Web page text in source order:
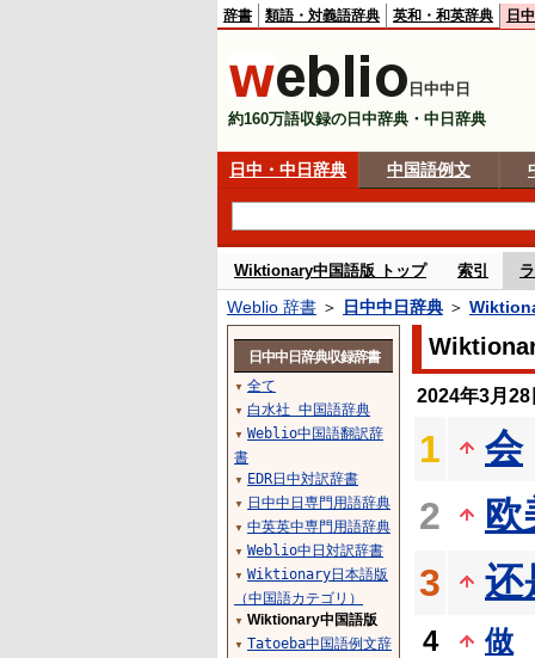
辞書 類語・対義語辞典 英和・和英辞典 日
日中中日
約160万語収録の日中辞典・中日辞典
日中・中日辞典 中国語例文
Wiktionary中国語版 トップ 索引
Weblio 辞書 ＞ 日中中日辞典 ＞
2024年3月
1
会
2
欧
3
还
4
做
日中中日辞典収録辞書
▼ 全て
▼ 白水社 中国語辞典
▼ Weblio中国語翻訳辞
書
▼ EDR日中対訳辞書
▼ 日中中日専門用語辞典
▼ 中英英中専門用語辞典
▼ Weblio中日対訳辞書
▼ Wiktionary日本語版
（中国語カテゴリ）
▼ Wiktionary中国語版
▼ Tatoeba中国語例文辞